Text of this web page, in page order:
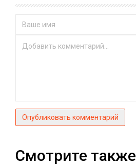
Опубликовать комментарий
Смотрите также